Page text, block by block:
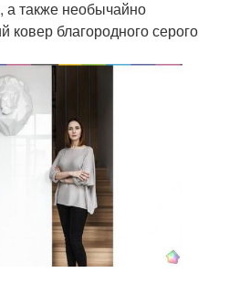
а также необычайно
ковер благородного серого